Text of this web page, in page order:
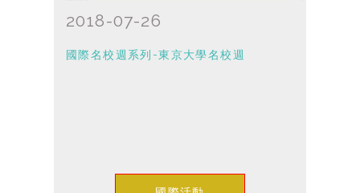
2018-07-26
國際名校週系列-東京大學名校週